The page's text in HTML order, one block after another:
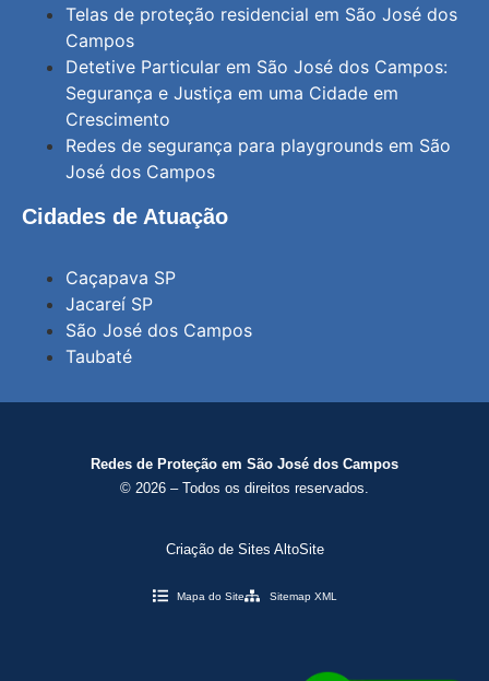
Telas de proteção residencial em São José dos
Campos
Detetive Particular em São José dos Campos:
Segurança e Justiça em uma Cidade em
Crescimento
Redes de segurança para playgrounds em São
José dos Campos
Cidades de Atuação
Caçapava SP
Jacareí SP
São José dos Campos
Taubaté
Redes de Proteção em São José dos Campos
© 2026 – Todos os direitos reservados.
Criação de Sites AltoSite
Mapa do Site Sitemap XML